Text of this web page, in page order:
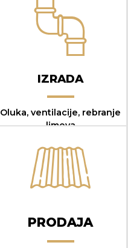
IZRADA
Oluka, ventilacije, rebranje
limova
PRODAJA